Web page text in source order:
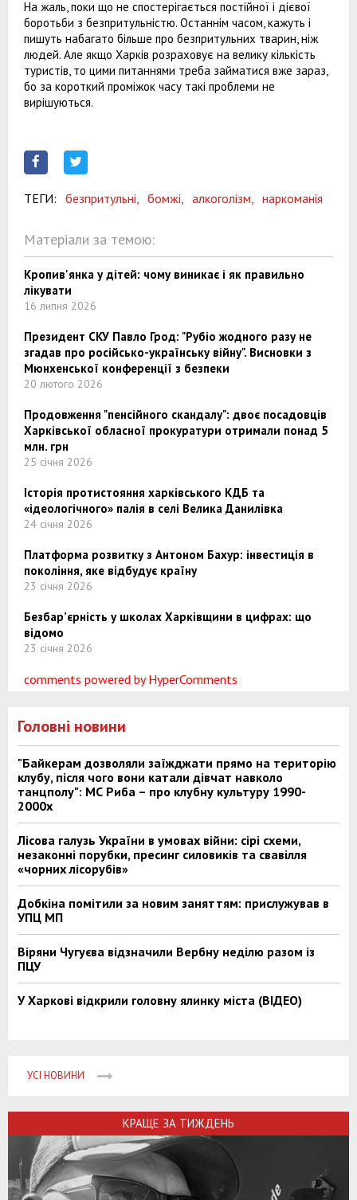
На жаль, поки що не спостерігається постійної і дієвої
боротьби з безпритульністю. Останнім часом, кажуть і
пишуть набагато більше про безпритульних тварин, ніж
людей. Але якщо Харків розраховує на велику кількість
туристів, то цими питаннями треба займатися вже зараз,
бо за короткий проміжок часу такі проблеми не
вирішуються.
ТЕГИ: безпритульні, бомжі, алкоголізм, наркоманія
Матеріали за темою:
Кропив'янка у дітей: чому виникає і як правильно
лікувати
16 липня 2026
Президент СКУ Павло Грод: "Рубіо жодного разу не
згадав про російсько-українську війну". Висновки з
Мюнхенської конференції з безпеки
20 лютого 2026
Продовження "пенсійного скандалу": двоє посадовців
Харківської обласної прокуратури отримали понад 5
млн. грн
25 січня 2026
Історія протистояння харківського КДБ та
«ідеологічного» палія в селі Велика Данилівка
24 січня 2026
Платформа розвитку з Антоном Бахур: інвестиція в
покоління, яке відбудує країну
23 січня 2026
Безбар’єрність у школах Харківщини в цифрах: що
відомо
23 січня 2026
comments powered by HyperComments
Головні новини
"Байкерам дозволяли заїжджати прямо на територію
клубу, після чого вони катали дівчат навколо
танцполу": МС Риба – про клубну культуру 1990-
2000х
Лісова галузь України в умовах війни: сірі схеми,
незаконні порубки, пресинг силовиків та свавілля
«чорних лісорубів»
Добкіна помітили за новим заняттям: прислужував в
УПЦ МП
Віряни Чугуєва відзначили Вербну неділю разом із
ПЦУ
У Харкові відкрили головну ялинку міста (ВІДЕО)
УСІ НОВИНИ
КРАЩЕ ЗА ТИЖДЕНЬ